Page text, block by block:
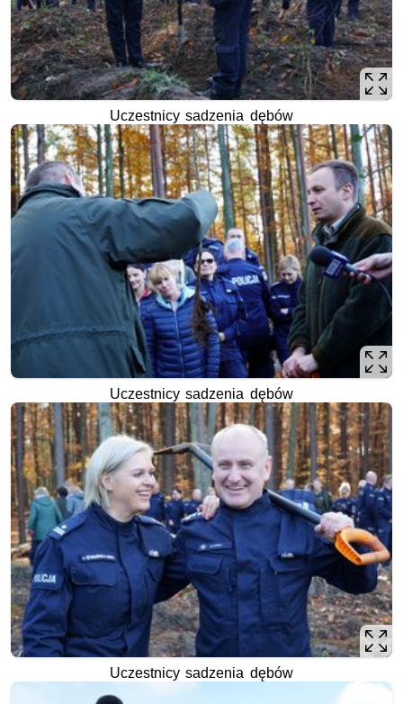
Uczestnicy sadzenia dębów
Uczestnicy sadzenia dębów
Uczestnicy sadzenia dębów